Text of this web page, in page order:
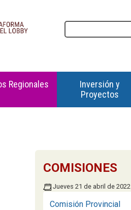
Regionales
Inversión y
Proyectos
COMISIONES
Jueves 21 de abril de 2022
Comisión Provincial